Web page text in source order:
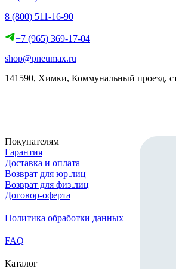
8 (800) 511-16-90
+7 (965) 369-17-04
shop@pneumax.ru
141590, Химки, Коммунальный проезд,
Покупателям
Гарантия
Доставка и оплата
Возврат для юр.лиц
Возврат для физ.лиц
Договор-оферта
Политика обработки данных
FAQ
Каталог